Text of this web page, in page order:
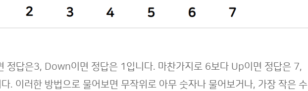
정답은3, Down이면 정답은 1입니다. 마찬가지로 6보다 Up이면 정답은 7,
. 이러한 방법으로 물어보면 무작위로 아무 숫자나 물어보거나, 가장 작은 수